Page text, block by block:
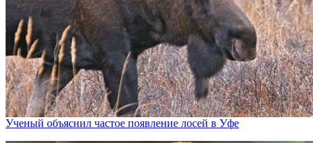
Ученый объяснил частое появление лосей в Уфе